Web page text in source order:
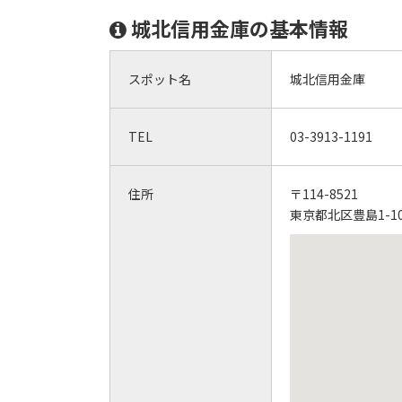
城北信用金庫の基本情報
スポット名 城北信用金庫
TEL 03-3913-1191
住所
〒114-8521
東京都北区豊島1-